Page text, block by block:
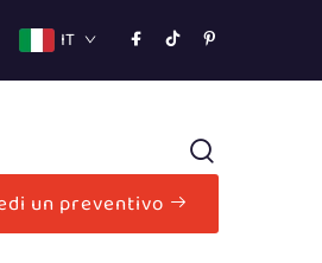
IT
un preventivo